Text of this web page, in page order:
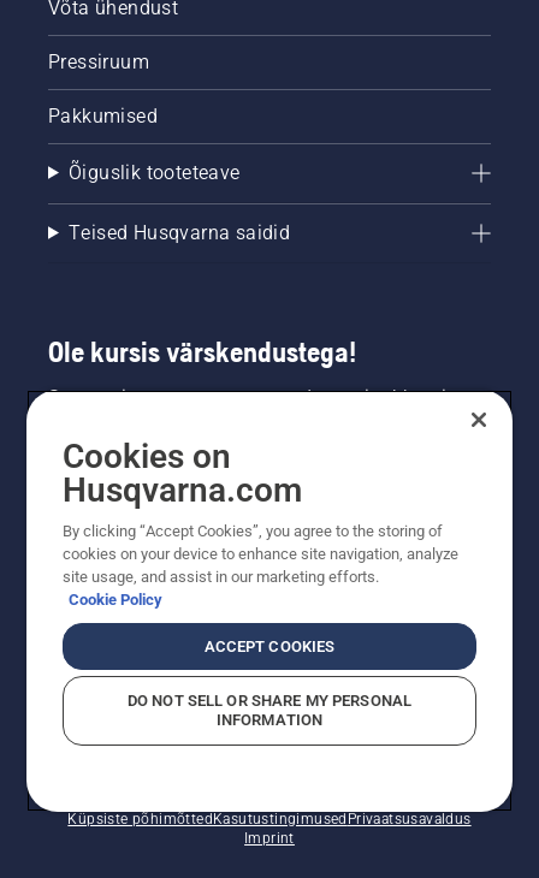
Võta ühendust
Pressiruum
Pakkumised
Õiguslik tooteteave
Teised Husqvarna saidid
Ole kursis värskendustega!
Saa uusimat teavet uute toodete, eripakkumiste
saamiseks siin.
Küpsiste põhimõttedKasutustingimused Privaatsusavaldus
Imprint
Cookies on
Husqvarna.com
By clicking “Accept Cookies”, you agree to the storing of
cookies on your device to enhance site navigation, analyze
site usage, and assist in our marketing efforts.
Cookie Policy
ACCEPT COOKIES
DO NOT SELL OR SHARE MY PERSONAL
INFORMATION